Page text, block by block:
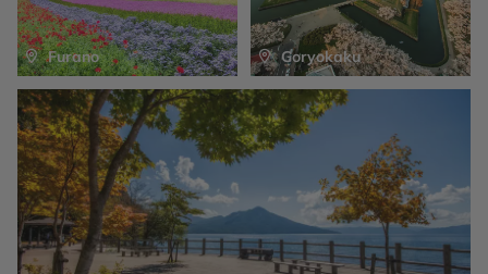
ou à pied. Cette croisière offre de magnifiques points de
vue qui ne peuvent être observés que depuis la mer. Et
si vous êtes chanceux, vous pourrez apercevoir des
ours sauvages sur la plage ou encore certaines des
nombreuses espèces de baleines qui nagent le long de
la côte.
Furano Goryokaku